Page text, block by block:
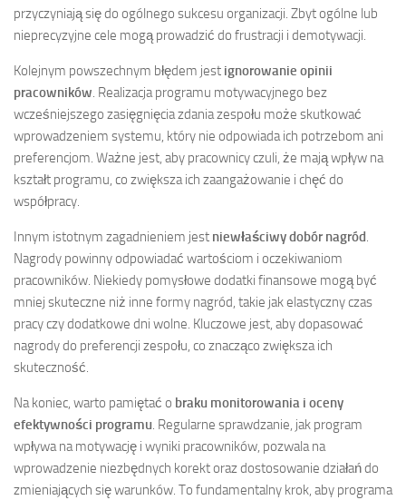
przyczyniają się do ogólnego sukcesu organizacji. Zbyt ogólne lub
nieprecyzyjne cele mogą prowadzić do frustracji i demotywacji.
Kolejnym powszechnym błędem jest ignorowanie opinii
pracowników. Realizacja programu motywacyjnego bez
wcześniejszego zasięgnięcia zdania zespołu może skutkować
wprowadzeniem systemu, który nie odpowiada ich potrzebom ani
preferencjom. Ważne jest, aby pracownicy czuli, że mają wpływ na
kształt programu, co zwiększa ich zaangażowanie i chęć do
współpracy.
Innym istotnym zagadnieniem jest niewłaściwy dobór nagród.
Nagrody powinny odpowiadać wartościom i oczekiwaniom
pracowników. Niekiedy pomysłowe dodatki finansowe mogą być
mniej skuteczne niż inne formy nagród, takie jak elastyczny czas
pracy czy dodatkowe dni wolne. Kluczowe jest, aby dopasować
nagrody do preferencji zespołu, co znacząco zwiększa ich
skuteczność.
Na koniec, warto pamiętać o braku monitorowania i oceny
efektywności programu. Regularne sprawdzanie, jak program
wpływa na motywację i wyniki pracowników, pozwala na
wprowadzenie niezbędnych korekt oraz dostosowanie działań do
zmieniających się warunków. To fundamentalny krok, aby programa